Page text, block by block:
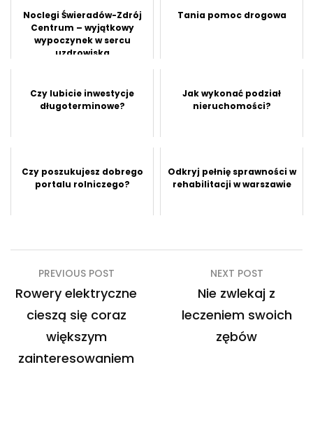
Noclegi Świeradów-Zdrój
Centrum – wyjątkowy
wypoczynek w sercu
uzdrowiska
Tania pomoc drogowa
Czy lubicie inwestycje
długoterminowe?
Jak wykonać podział
nieruchomości?
Czy poszukujesz dobrego
portalu rolniczego?
Odkryj pełnię sprawności w
rehabilitacji w warszawie
Nawigacja
wpisu
PREVIOUS POST
Rowery elektryczne
cieszą się coraz
większym
zainteresowaniem
NEXT POST
Nie zwlekaj z
leczeniem swoich
zębów